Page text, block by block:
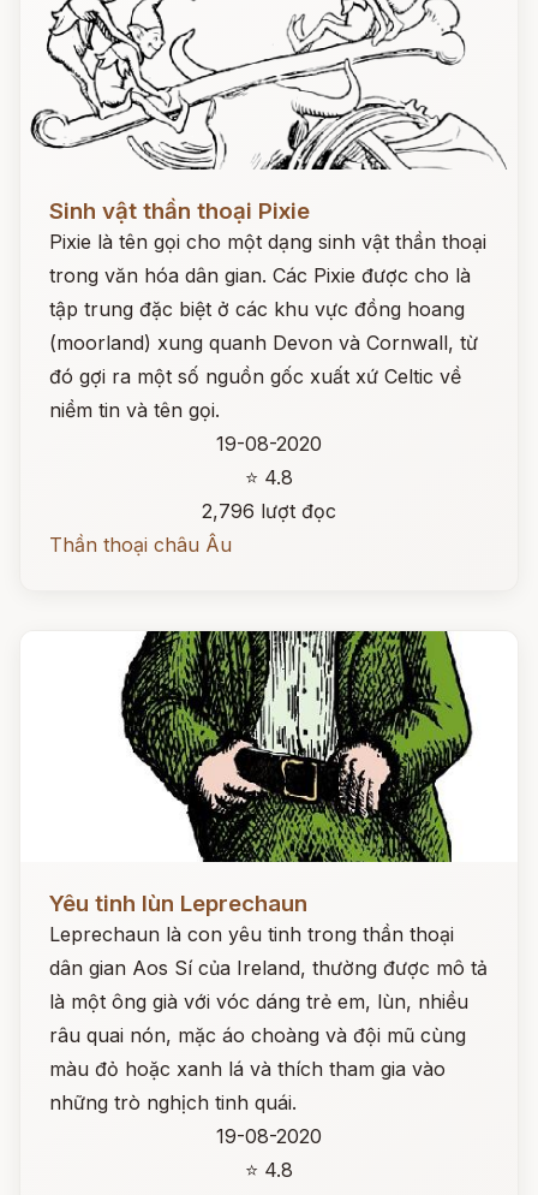
Sinh vật thần thoại Pixie
Pixie là tên gọi cho một dạng sinh vật thần thoại
trong văn hóa dân gian. Các Pixie được cho là
tập trung đặc biệt ở các khu vực đồng hoang
(moorland) xung quanh Devon và Cornwall, từ
đó gợi ra một số nguồn gốc xuất xứ Celtic về
niềm tin và tên gọi.
19-08-2020
⭐ 4.8
2,796 lượt đọc
Thần thoại châu Âu
Yêu tinh lùn Leprechaun
Leprechaun là con yêu tinh trong thần thoại
dân gian Aos Sí của Ireland, thường được mô tả
là một ông già với vóc dáng trẻ em, lùn, nhiều
râu quai nón, mặc áo choàng và đội mũ cùng
màu đỏ hoặc xanh lá và thích tham gia vào
những trò nghịch tinh quái.
19-08-2020
⭐ 4.8